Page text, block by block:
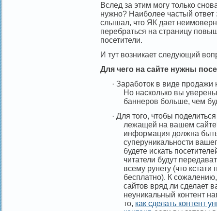
Вслед за этим могу только
нужно? Наиболее частый ответ
слышал, что ЯК дает
перебраться на страницу
посетители.
И тут возникает следующий
Для чего на сайте нужны
· Заработок в виде продажи
Но насколько вы
баннеров больше, чем
· Для того, чтобы
лежащей на вашем
информация должна
суперуникальности
будете искать
читатели будут
всему рунету (что
бесплатно). К
сайтов вряд ли сделает
неуникальный контент
то, как сделать контент